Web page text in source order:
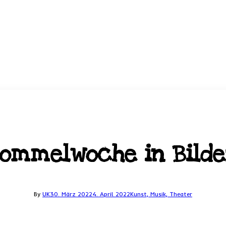
in
By UK30. März 20224. April 2022Kunst, Musik, Theater